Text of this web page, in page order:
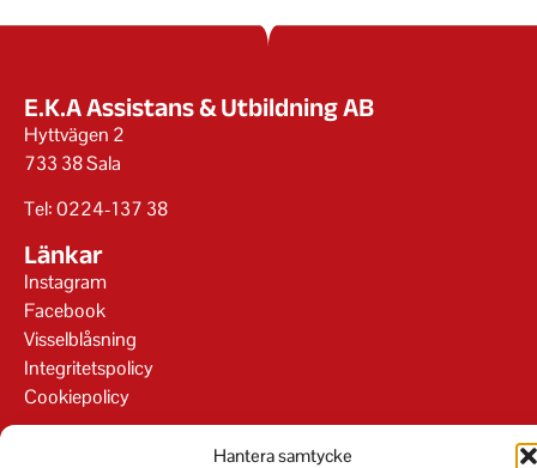
Hantera samtycke
E.K.A Assistans & Utbildning AB
Hyttvägen 2
733 38 Sala
Tel: 0224-137 38
Länkar
Instagram
Facebook
Visselblåsning
Integritetspolicy
Cookiepolicy